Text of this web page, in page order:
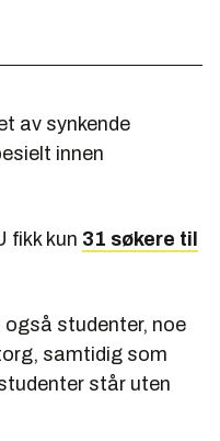
av synkende
innen
fikk kun 31 søkere til
studenter, noe
samtidig som
står uten